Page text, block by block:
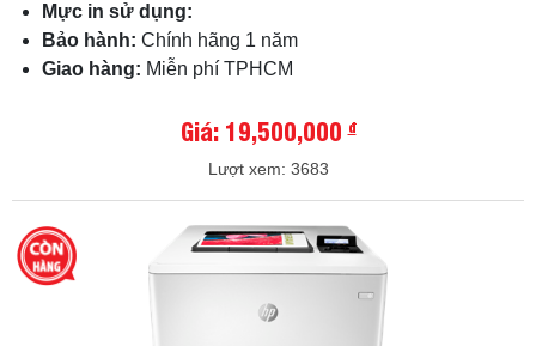
Mực in sử dụng:
Bảo hành: Chính hãng 1 năm
Giao hàng: Miễn phí TPHCM
Giá: 19,500,000đ
Lượt xem: 3683